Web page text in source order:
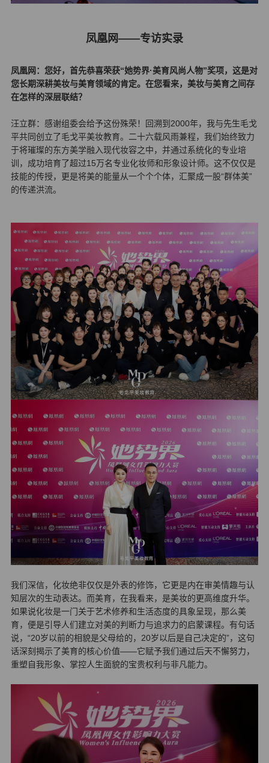
凤凰网——专访实录
凤凰网：您好，首先恭喜荣获“她势界·美育风尚人物”奖项，这是对
您长期深耕美妆与美育领域的肯定。在您看来，美妆与美育之间存
在怎样的深层联结？
汪立群：感谢组委会给予这份殊荣！回溯到2000年，我与先生毛戈
平共同创立了毛戈平美妆教育。二十六载风雨兼程，我们始终致力
于将璀璨的东方美学融入现代妆容之中，并通过系统化的专业培
训，成功培育了超过15万名专业化妆师和形象设计师。这不仅仅是
技能的传授，更是将美的能量从一个个个体，汇聚成一股“群体美”
的传递洪流。
我们深信，化妆绝非仅仅是外表的修饰，它更是内在审美情趣与认
知层次的生动表达。而美育，在我看来，是美妆的更高维度升华。
如果说化妆是一门关于艺术修养和生活态度的具象呈现，那么美
育，便是引导人们建立对美的判断力与追求力的启蒙课程。有句话
说，“20岁以前的相貌是父母给的，20岁以后是自己决定的”，这句
话深刻揭示了美育的核心价值——它赋予我们通过后天不懈努力，
重塑自我形象、掌控人生面貌的宝贵权利与非凡能力。